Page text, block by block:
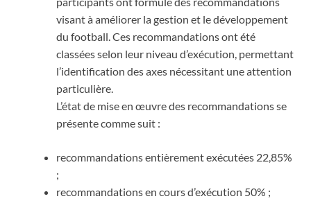
visant à améliorer la gestion et le développement
du football. Ces recommandations ont été
classées selon leur niveau d’exécution, permettant
l’identification des axes nécessitant une attention
particulière.
L’état de mise en œuvre des recommandations se
présente comme suit :
recommandations entièrement exécutées 22,85%
;
recommandations en cours d’exécution 50% ;